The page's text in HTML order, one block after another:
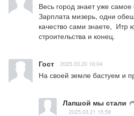
Весь город знает уже
Зарплата мизерь, одни
качество сами знаете,  Итр
строительства и конец.
Гост 2025.03.20 16:04
На своей земле бастуем и
Лапшой мы стали
2025.03.21 15:59